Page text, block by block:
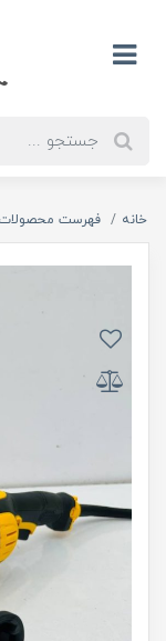
خانه فهرست محصولات